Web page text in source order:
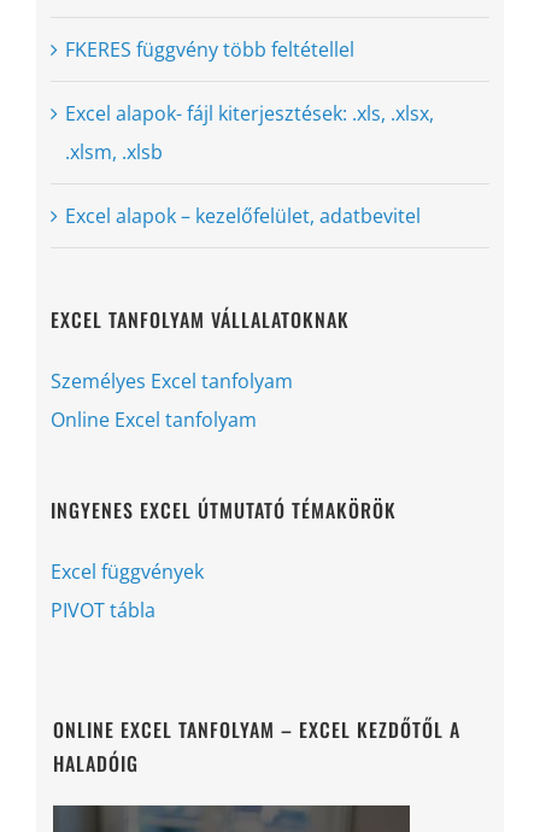
FKERES függvény több feltétellel
Excel alapok- fájl kiterjesztések: .xls, .xlsx,
.xlsm, .xlsb
Excel alapok – kezelőfelület, adatbevitel
EXCEL TANFOLYAM VÁLLALATOKNAK
Személyes Excel tanfolyam
Online Excel tanfolyam
INGYENES EXCEL ÚTMUTATÓ TÉMAKÖRÖK
Excel függvények
PIVOT tábla
ONLINE EXCEL TANFOLYAM – EXCEL KEZDŐTŐL A
HALADÓIG